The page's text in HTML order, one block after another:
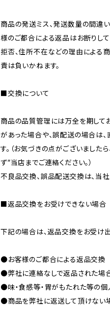
商品の発送ミス、発送数量の間違
様のご都合による返品はお断りし
拒否、住所不在などの理由による
責は負いかねます。
■交換について
商品の品質管理には万全を期して
があった場合や、誤配送の場合は
す。（お気づきの点がございました
ず”当店までご連絡ください。）
不良品交換、誤品配送交換は、当社
■返品交換をお受けできない場合
下記の場合は、返品交換をお受け出
●お客様のご都合による返品交換
●弊社に連絡なしで返品された場
●味・食感等・胃がもたれた等の
●商品を弊社に返送して頂けない